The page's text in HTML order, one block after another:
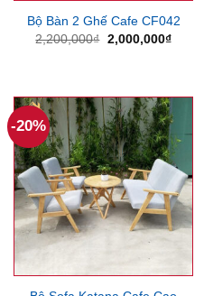
Bộ Bàn 2 Ghế Cafe CF042
2,200,000₫ Giá
2,000,000₫Giá
-20%